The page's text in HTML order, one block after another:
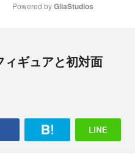
e
Powered by GliaStudios
ィギュアと初対面